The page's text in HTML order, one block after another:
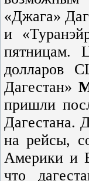
«Джага»
и
пятницам.
долларов
Дагестан»
пришли
Дагестана.
на рейсы,
Америки и
что